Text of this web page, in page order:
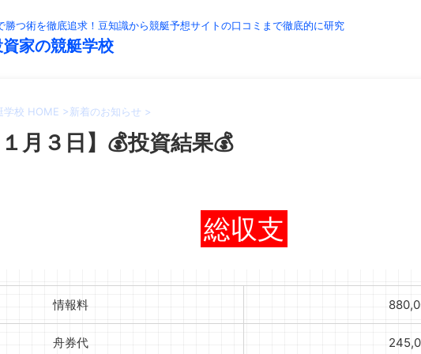
勝つ術を徹底追求！豆知識から競艇予想サイトの口コミまで徹底的に研究
家の競艇学校
学校 HOME >新着のお知らせ >
月３日】💰投資結果💰
総収支
情報料
舟券代